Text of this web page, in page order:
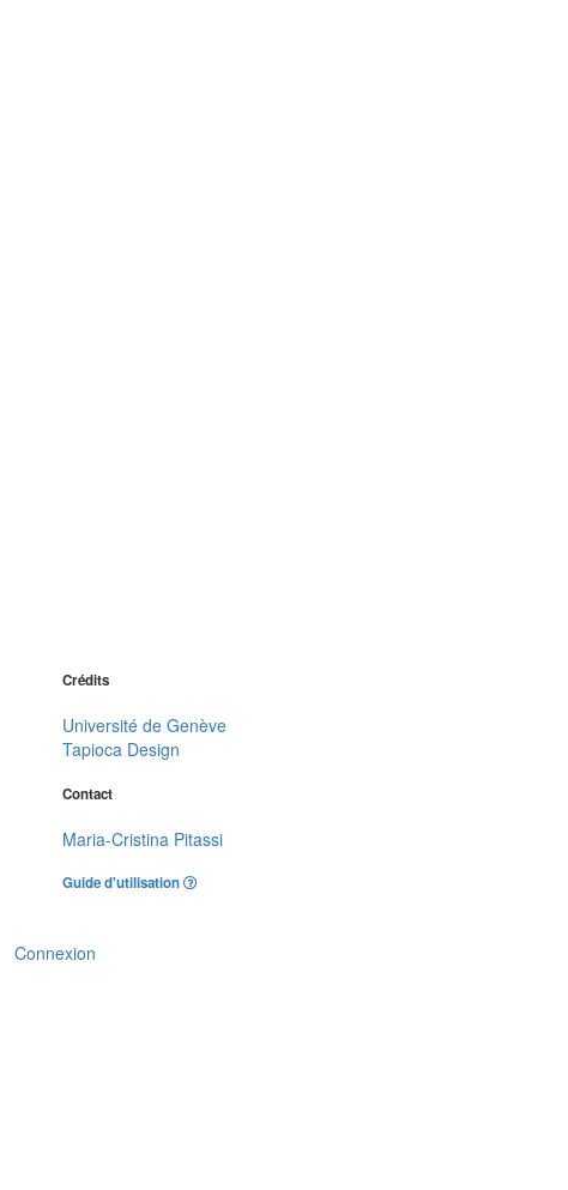
Crédits
Université de Genève
Tapioca Design
Contact
Maria-Cristina Pitassi
Guide d'utilisation
Connexion